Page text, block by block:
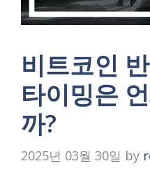
비트코인
타이밍은
까?
2025년 03월 30일 by